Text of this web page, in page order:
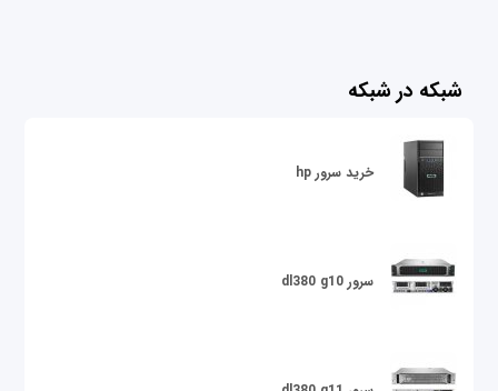
شبکه در شبکه
خرید سرور hp
سرور dl380 g10